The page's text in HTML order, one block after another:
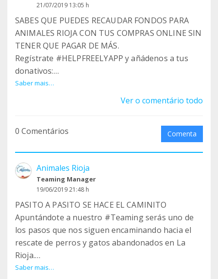
21/07/2019 13:05 h
SABES QUE PUEDES RECAUDAR FONDOS PARA
ANIMALES RIOJA CON TUS COMPRAS ONLINE SIN
TENER QUE PAGAR DE MÁS.
Regístrate #HELPFREELYAPP y añádenos a tus
donativos:
www.helpfreely.org/es/nonprofits/es/animales-
La helpfreelyApp te detectará automáticamente
Tienes muchas tiendas online con las que puedes
colaborar.
Saber mais…
Ver o comentário todo
0 Comentários Comenta
Animales Rioja
Teaming Manager
19/06/2019 21:48 h
PASITO A PASITO SE HACE EL CAMINITO
Apuntándote a nuestro #Teaming serás uno de
los pasos que nos siguen encaminando hacia el
rescate de perros y gatos abandonados en La
Rioja.
Apúntate a nuestro Teaming por menos de lo que
Saber mais…